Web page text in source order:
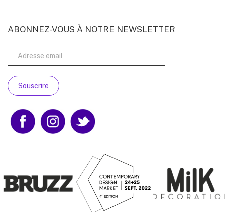
ABONNEZ-VOUS À NOTRE NEWSLETTER